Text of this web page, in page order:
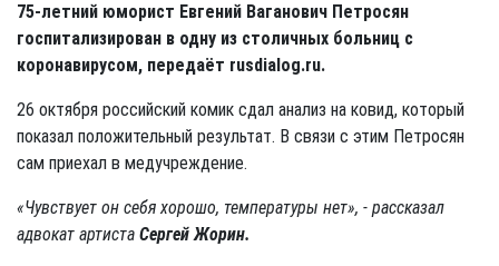
75-летний юморист Евгений Ваганович Петросян
госпитализирован в одну из столичных больниц с
коронавирусом, передаёт rusdialog.ru.
26 октября российский комик сдал анализ на ковид, который
показал положительный результат. В связи с этим Петросян
сам приехал в медучреждение.
«Чувствует он себя хорошо, температуры нет», - рассказал
адвокат артиста Сергей Жорин.